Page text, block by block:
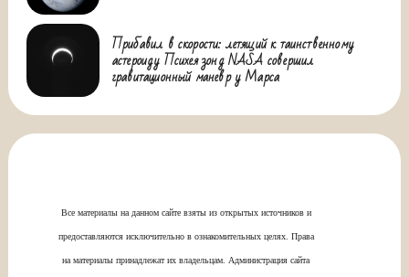
Прибавил в скорости: летящий к таинственному
астероиду Психея зонд NASA совершил
гравитационный маневр у Марса
Все материалы на данном сайте взяты из открытых источников и
предоставляются исключительно в ознакомительных целях. Права
на материалы принадлежат их владельцам. Администрация сайта